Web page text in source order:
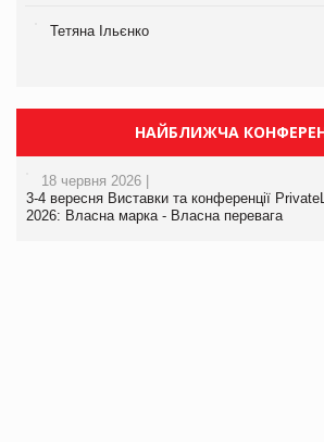
Тетяна Ільєнко
НАЙБЛИЖЧА
18 червня 2026 |
3-4 вересня Виставки та конференції
2026: Власна марка - Власна перевага